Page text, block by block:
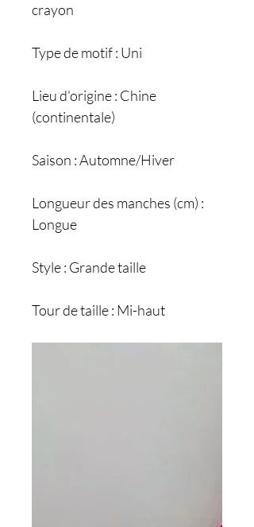
crayon
Type de motif : Uni
Lieu d'origine : Chine
(continentale)
Saison : Automne/Hiver
Longueur des manches (cm) :
Longue
Style : Grande taille
Tour de taille : Mi-haut